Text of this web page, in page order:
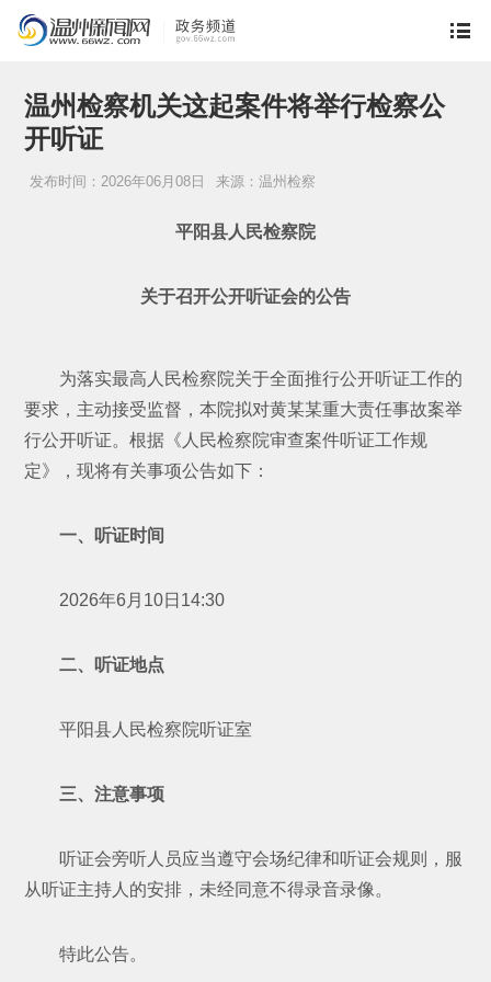
温州检察机关这起案件将举行检察公
开听证
发布时间：2026年06月08日 来源：温州检察
平阳县人民检察院
关于召开公开听证会的公告
为落实最高人民检察院关于全面推行公开听证工作的
要求，主动接受监督，本院拟对黄某某重大责任事故案举
行公开听证。根据《人民检察院审查案件听证工作规
定》，现将有关事项公告如下：
一、听证时间
2026年6月10日14:30
二、听证地点
平阳县人民检察院听证室
三、注意事项
听证会旁听人员应当遵守会场纪律和听证会规则，服
从听证主持人的安排，未经同意不得录音录像。
特此公告。